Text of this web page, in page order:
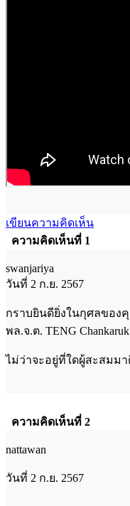
เขียนความคิดเห็น
ความคิดเห็นที่ 1
swanjariya
วันที่ 2 ก.ย. 2567
กราบยินดียิ่งในกุศลของคุ
พล.จ.ต. TENG Chankaruk
ไม่ว่าจะอยู่ที่ใดผู้สะสมม
ความคิดเห็นที่ 2
nattawan
วันที่ 2 ก.ย. 2567